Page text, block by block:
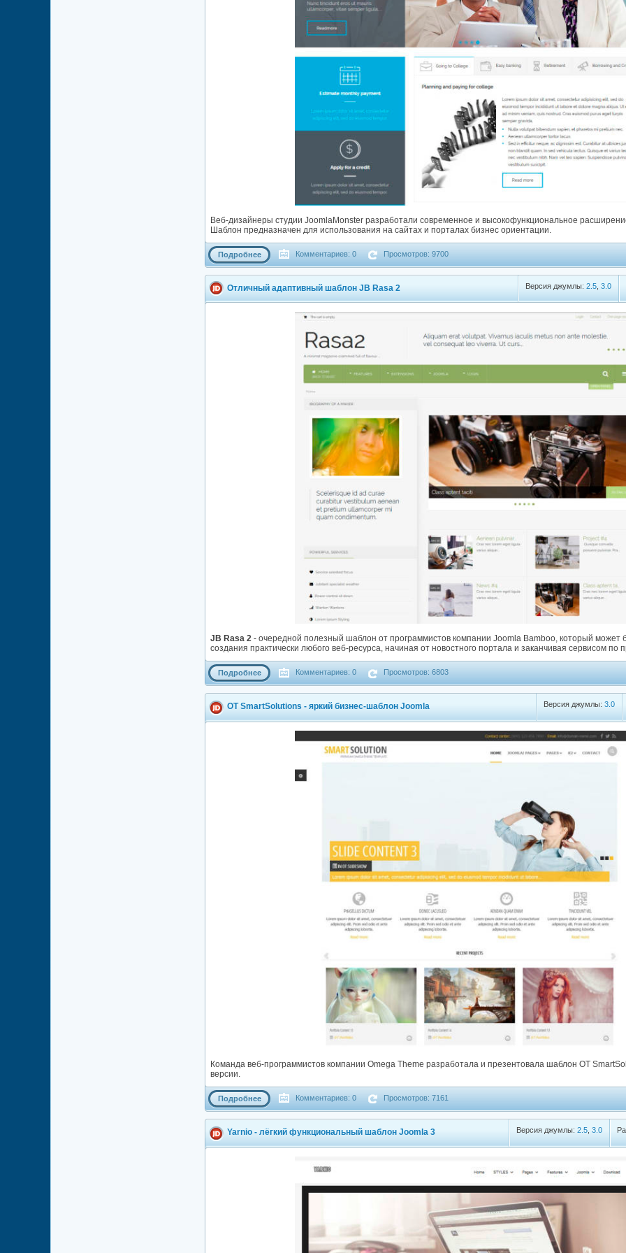
Веб-дизайнеры студии JoomlaMonster разработали современное и высокофункциональное
Шаблон предназначен для использования на сайтах и порталах бизнес ориентации.
Подробнее Комментариев: 0 Просмотров: 9700
Версия джумлы: 2.5 3.0
Отличный адаптивный шаблон JB Rasa 2
JB Rasa 2 - очередной полезный шаблон от программистов компании Joomla Bamboo, который может
создания практически любого веб-ресурса, начиная от новостного портала и заканчивая сервисом по
Подробнее Комментариев: 0 Просмотров: 6803
Версия джумлы: 3.0
OT SmartSolutions - яркий бизнес-шаблон Joomla
Команда веб-программистов компании Omega Theme разработала и презентовала шаблон OT
версии.
Подробнее Комментариев: 0 Просмотров: 7161
Версия джумлы: 2.5 3.0
Yarnio - лёгкий функциональный шаблон Joomla 3